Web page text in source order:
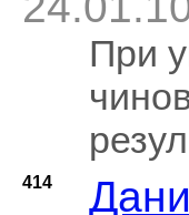
При
414